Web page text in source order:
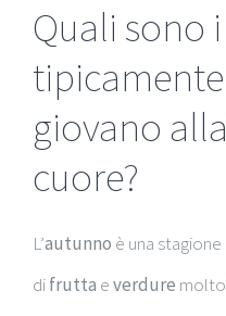
Quali sono
giovano
cuore?
L’autunno è una stagione
difrutta everdure molto